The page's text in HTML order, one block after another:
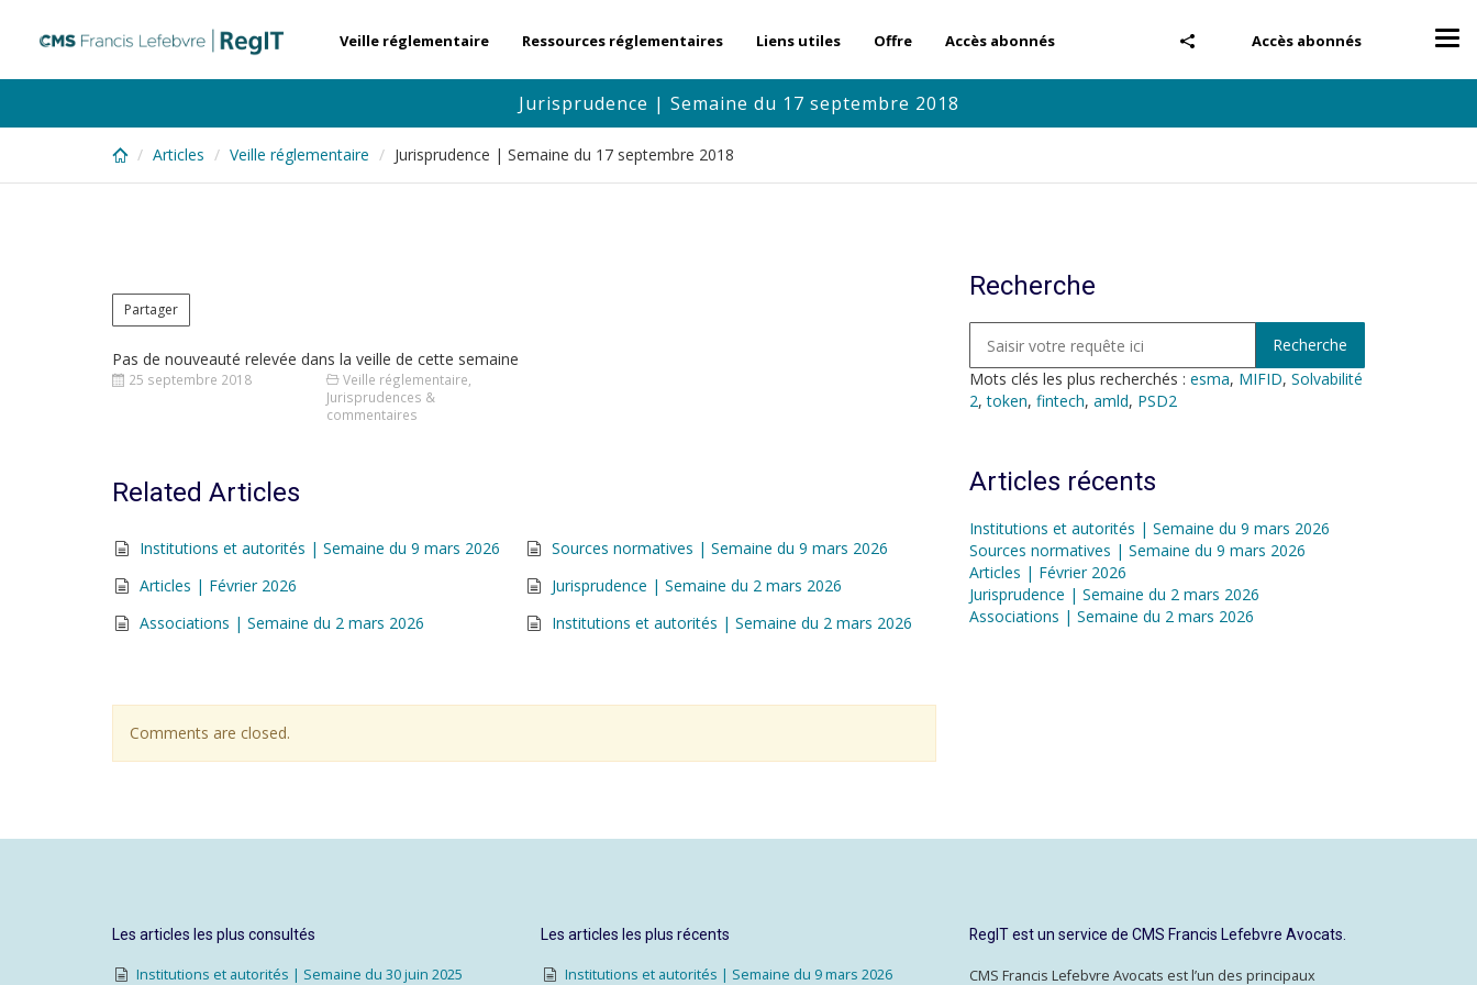
content
Accès abonnés
Veille réglementaire Ressources réglementaires Liens utiles Offre Accès abonnés
Jurisprudence | Semaine du 17 septembre 2018
Articles Veille réglementaire Jurisprudence | Semaine du 17 septembre 2018
Partager
Pas de nouveauté relevée dans la veille de cette semaine
25 septembre 2018 Veille réglementaire
Jurisprudences &
commentaires
Related Articles
Institutions et autorités | Semaine du 9 mars 2026
Sources normatives | Semaine du 9 mars 2026
Articles | Février 2026
Jurisprudence | Semaine du 2 mars 2026
Associations | Semaine du 2 mars 2026
Institutions et autorités | Semaine du 2 mars 2026
Comments are closed.
Recherche
Mots clés les plus recherchés : esma, MIFID, Solvabilité
2,token, fintech, amld, PSD2
Articles récents
Institutions et autorités | Semaine du 9 mars 2026
Sources normatives | Semaine du 9 mars 2026
Articles | Février 2026
Jurisprudence | Semaine du 2 mars 2026
Associations | Semaine du 2 mars 2026
Les articles les plus consultés
Institutions et autorités | Semaine du 30 juin 2025
Les articles les plus récents
Institutions et autorités | Semaine du 9 mars 2026
RegIT est un service de CMS Francis Lefebvre Avocats.
CMS Francis Lefebvre Avocats est l’un des principaux